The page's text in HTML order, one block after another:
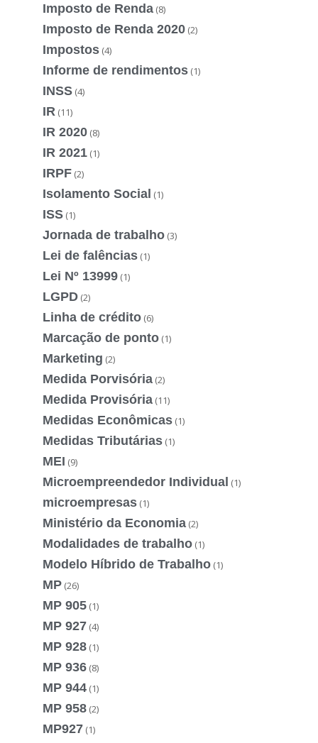
Imposto de Renda (8)
Imposto de Renda 2020 (2)
Impostos (4)
Informe de rendimentos (1)
INSS (4)
IR (11)
IR 2020 (8)
IR 2021 (1)
IRPF (2)
Isolamento Social (1)
ISS (1)
Jornada de trabalho (3)
Lei de falências (1)
Lei Nº 13999 (1)
LGPD (2)
Linha de crédito (6)
Marcação de ponto (1)
Marketing (2)
Medida Porvisória (2)
Medida Provisória (11)
Medidas Econômicas (1)
Medidas Tributárias (1)
MEI (9)
Microempreendedor Individual (1)
microempresas (1)
Ministério da Economia (2)
Modalidades de trabalho (1)
Modelo Híbrido de Trabalho (1)
MP (26)
MP 905 (1)
MP 927 (4)
MP 928 (1)
MP 936 (8)
MP 944 (1)
MP 958 (2)
MP927 (1)